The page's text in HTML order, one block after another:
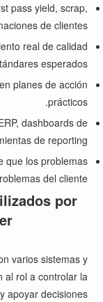
pass yield, scrap,
de clientes.
real de calidad
esperados.
planes de acción
prácticos.
dashboards de
de reporting.
que los problemas
del cliente.
por
varios sistemas y
al rol a controlar la
apoyar decisiones.